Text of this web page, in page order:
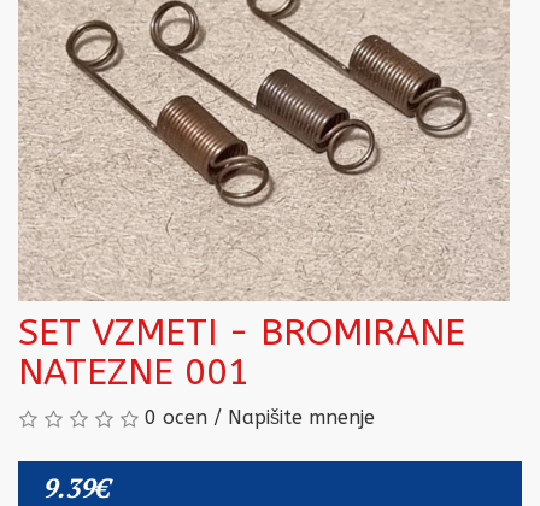
SET VZMETI - BROMIRANE
NATEZNE 001
0 ocen / Napišite mnenje
9.39€